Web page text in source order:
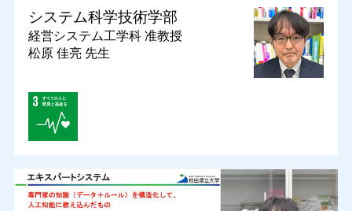
システム科学技術学部
経営システム工学科 准教授
松原 佳亮 先生